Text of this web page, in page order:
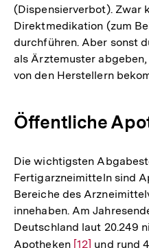
(Dispensierverbot). Zwar
Direktmedikation (zum
durchführen. Aber sonst
als Ärztemuster
von den Herstellern
Öffentliche
Die wichtigsten
Fertigarzneimitteln sind
Bereiche des
innehaben. Am
Deutschland laut 20.249
Apotheken Zur
[12] und rund